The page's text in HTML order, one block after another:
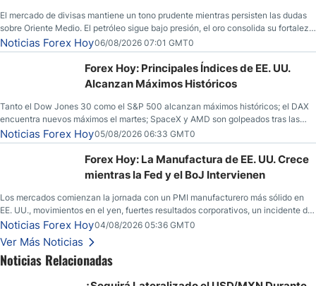
El mercado de divisas mantiene un tono prudente mientras persisten las dudas
sobre Oriente Medio. El petróleo sigue bajo presión, el oro consolida su fortaleza
y los operadores esperan nuevas referencias económicas desde Estados
Unidos.
Noticias Forex Hoy06/08/2026 07:01 GMT0
Forex Hoy: Principales Índices de EE. UU.
Alcanzan Máximos Históricos
Tanto el Dow Jones 30 como el S&P 500 alcanzan máximos históricos; el DAX
encuentra nuevos máximos el martes; SpaceX y AMD son golpeados tras las
llamadas de ganancias; el petróleo crudo cae por debajo de los $80 con nuevas
esperanzas; el dólar estadounidense continúa intentando estabilizarse frente al
yen; el peso mexicano ve un repunte a medida que las tasas caen en EE. UU.
Noticias Forex Hoy05/08/2026 06:33 GMT0
Forex Hoy: La Manufactura de EE. UU. Crece
mientras la Fed y el BoJ Intervienen
Los mercados comienzan la jornada con un PMI manufacturero más sólido en
EE. UU., movimientos en el yen, fuertes resultados corporativos, un incidente de
seguridad en Bitcoin y nuevas señales desde el mercado del petróleo.
Noticias Forex Hoy04/08/2026 05:36 GMT0
Ver Más Noticias
Noticias Relacionadas